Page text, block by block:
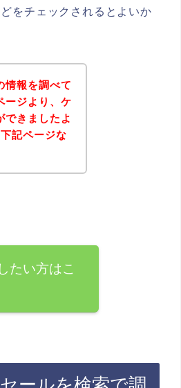
をチェックされるとよいか
情報を調べて
ージより、ケ
できましたよ
記ページな
たい方はこ